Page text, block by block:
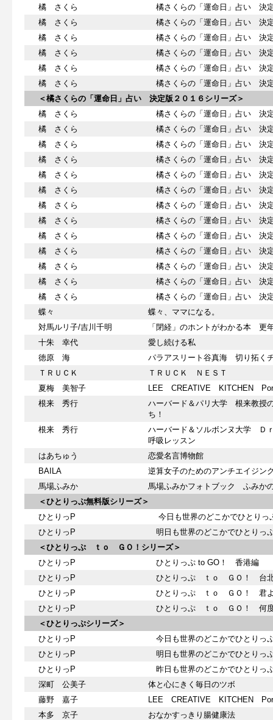
橘 さくら
橘さくらの「運命日」占い 決
橘 さくら
橘さくらの「運命日」占い 決
橘 さくら
橘さくらの「運命日」占い 決
橘 さくら
橘さくらの「運命日」占い 決
橘 さくら
橘さくらの「運命日」占い 決
橘 さくら
橘さくらの「運命日」占い 決
＜橘さくらの「運命日」占い 決定版２０１６シリーズ＞
橘 さくら
橘さくらの「運命日」占い 決
橘 さくら
橘さくらの「運命日」占い 決
橘 さくら
橘さくらの「運命日」占い 決
橘 さくら
橘さくらの「運命日」占い 決
橘 さくら
橘さくらの「運命日」占い 決
橘 さくら
橘さくらの「運命日」占い 決
橘 さくら
橘さくらの「運命日」占い 決
橘 さくら
橘さくらの「運命日」占い 決
橘 さくら
橘さくらの「運命日」占い 決
橘 さくら
橘さくらの「運命日」占い 決
橘 さくら
橘さくらの「運命日」占い 決
橘 さくら
橘さくらの「運命日」占い 決
橘 さくら
橘さくらの「運命日」占い 決
蝶々
蝶々、ママになる。
対馬ルリ子/吉川千明
「閉経」のホントがわかる本 更
十朱 幸代
愛し続ける私
徳原 海
パラアスリート谷真海 切り拓く
ＴＲＵＣＫ
ＴＲＵＣＫ ＮＥＳＴ
夏梅 美智子
LEE CREATIVE KITCHEN
根来 秀行
ハーバード＆パリ大学 根来教授
ち！
根来 秀行
ハーバード＆ソルボンヌ大学 Ｄ
呼吸レッスン
はあちゅう
恋愛名言博物館
BAILA
逆算女子のためのアンチエイジン
馬場ふみか
馬場ふみかフォトブック ふみか
＜ひとりっぷ無料版シリーズ＞
ひとりっP
今日も世界のどこかでひとり
ひとりっP
明日も世界のどこかでひとり
＜ひとりっぷ ｔｏ ＧＯ！シリーズ＞
ひとりっP
ひとりっぷ to GO！ 香港編
ひとりっP
ひとりっぷ ｔｏ ＧＯ！ 台北
ひとりっP
ひとりっぷ ｔｏ ＧＯ！ 君よ
ひとりっP
ひとりっぷ ｔｏ ＧＯ！ 何度
＜ひとりっぷシリーズ＞
ひとりっP
今日も世界のどこかでひとりっ
ひとりっP
明日も世界のどこかでひとりっ
ひとりっP
昨日も世界のどこかでひとりっ
深町 公美子
体と心にきく毎日のツボ
藤野 嘉子
LEE CREATIVE KITCHEN
本多 京子
おなかすっきり腸健康法